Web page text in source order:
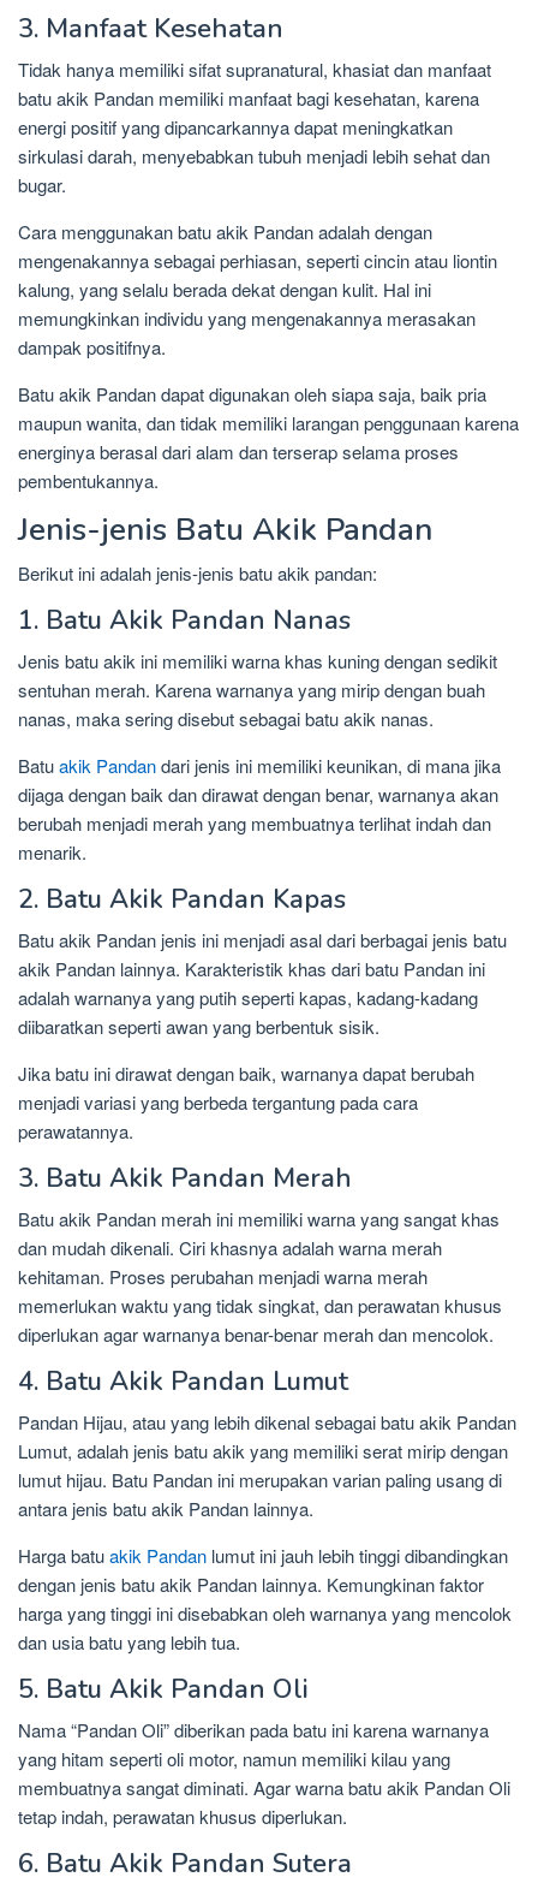
3. Manfaat Kesehatan
Tidak hanya memiliki sifat supranatural, khasiat dan manfaat
batu akik Pandan memiliki manfaat bagi kesehatan, karena
energi positif yang dipancarkannya dapat meningkatkan
sirkulasi darah, menyebabkan tubuh menjadi lebih sehat dan
bugar.
Cara menggunakan batu akik Pandan adalah dengan
mengenakannya sebagai perhiasan, seperti cincin atau liontin
kalung, yang selalu berada dekat dengan kulit. Hal ini
memungkinkan individu yang mengenakannya merasakan
dampak positifnya.
Batu akik Pandan dapat digunakan oleh siapa saja, baik pria
maupun wanita, dan tidak memiliki larangan penggunaan karena
energinya berasal dari alam dan terserap selama proses
pembentukannya.
Jenis-jenis Batu Akik Pandan
Berikut ini adalah jenis-jenis batu akik pandan:
1. Batu Akik Pandan Nanas
Jenis batu akik ini memiliki warna khas kuning dengan sedikit
sentuhan merah. Karena warnanya yang mirip dengan buah
nanas, maka sering disebut sebagai batu akik nanas.
Batuakik Pandandari jenis ini memiliki keunikan, di mana jika
dijaga dengan baik dan dirawat dengan benar, warnanya akan
berubah menjadi merah yang membuatnya terlihat indah dan
menarik.
2. Batu Akik Pandan Kapas
Batu akik Pandan jenis ini menjadi asal dari berbagai jenis batu
akik Pandan lainnya. Karakteristik khas dari batu Pandan ini
adalah warnanya yang putih seperti kapas, kadang-kadang
diibaratkan seperti awan yang berbentuk sisik.
Jika batu ini dirawat dengan baik, warnanya dapat berubah
menjadi variasi yang berbeda tergantung pada cara
perawatannya.
3. Batu Akik Pandan Merah
Batu akik Pandan merah ini memiliki warna yang sangat khas
dan mudah dikenali. Ciri khasnya adalah warna merah
kehitaman. Proses perubahan menjadi warna merah
memerlukan waktu yang tidak singkat, dan perawatan khusus
diperlukan agar warnanya benar-benar merah dan mencolok.
4. Batu Akik Pandan Lumut
Pandan Hijau, atau yang lebih dikenal sebagai batu akik Pandan
Lumut, adalah jenis batu akik yang memiliki serat mirip dengan
lumut hijau. Batu Pandan ini merupakan varian paling usang di
antara jenis batu akik Pandan lainnya.
Harga batuakik Pandan lumut ini jauh lebih tinggi dibandingkan
dengan jenis batu akik Pandan lainnya. Kemungkinan faktor
harga yang tinggi ini disebabkan oleh warnanya yang mencolok
dan usia batu yang lebih tua.
5. Batu Akik Pandan Oli
Nama “Pandan Oli” diberikan pada batu ini karena warnanya
yang hitam seperti oli motor, namun memiliki kilau yang
membuatnya sangat diminati. Agar warna batu akik Pandan Oli
tetap indah, perawatan khusus diperlukan.
6. Batu Akik Pandan Sutera